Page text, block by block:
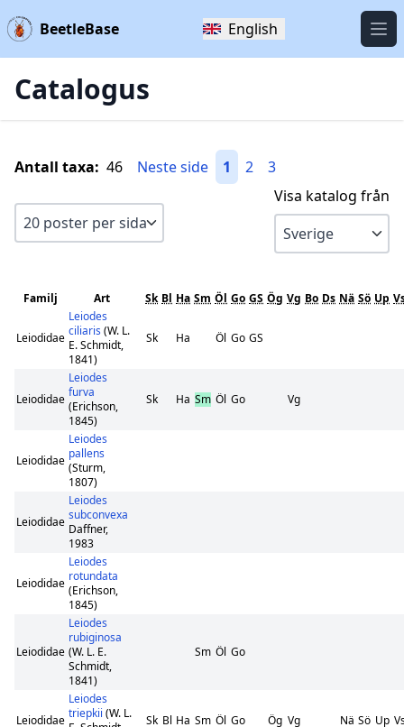
BeetleBase English
Catalogus
Antall taxa: 46 Neste side 1 2
3
Visa katalog från
Familj Art Sk Bl Ha Sm Öl Go GS Ög Vg Bo Ds Nä Sö Up
Leiodidae
Leiodes
ciliaris (W. L.
E. Schmidt,
1841)
Sk Ha Öl Go GS
Leiodidae
Leiodes
furva
(Erichson,
1845)
Sk Ha Sm Öl Go Vg
Leiodidae
Leiodes
pallens
(Sturm,
1807)
Leiodidae
Leiodes
subconvexa
Daffner,
1983
Leiodidae
Leiodes
rotundata
(Erichson,
1845)
Leiodidae
Leiodes
rubiginosa
(W. L. E.
Schmidt,
1841)
Sm Öl Go
Leiodidae
Leiodes
triepkii (W. L.
Sk Bl Ha Sm Öl Go Ög Vg Nä Sö Up